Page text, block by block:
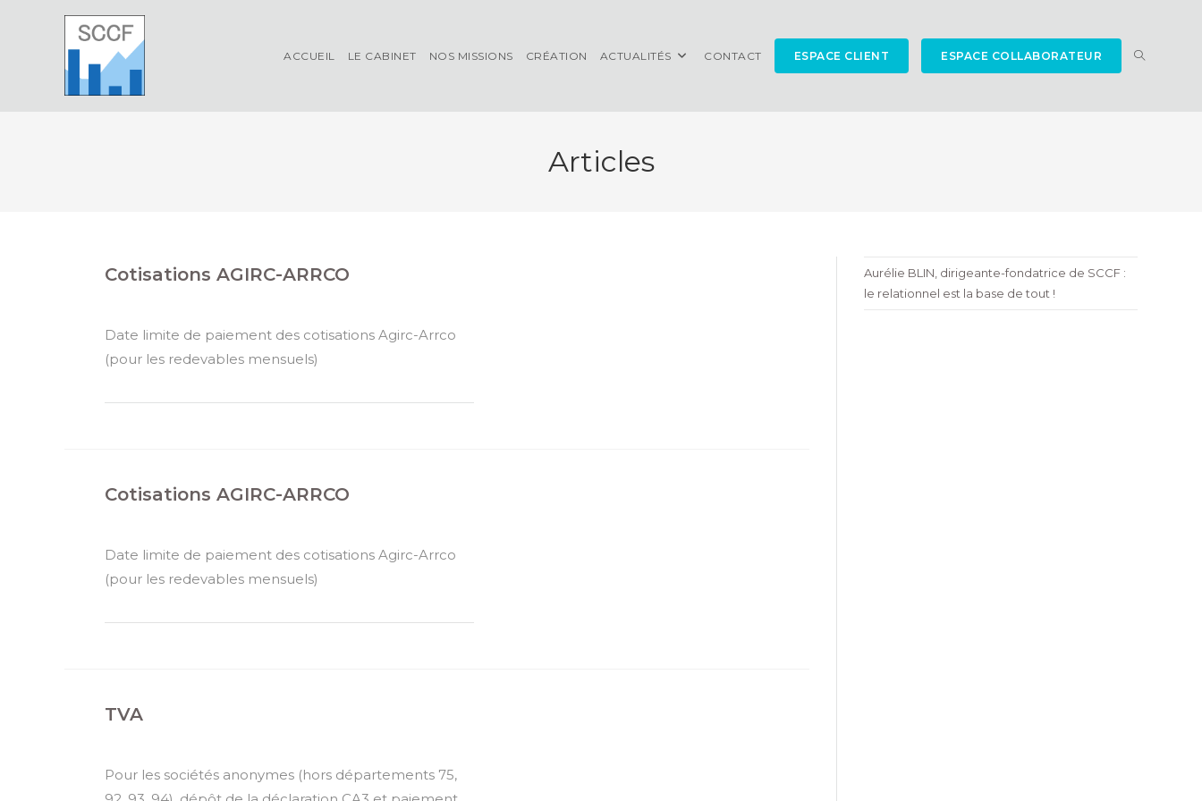
ACCUEIL LE CABINET NOS MISSIONS CRÉATION ACTUALITÉS CONTACT ESPACE CLIENT ESPACE COLLABORATEUR TOGGLE
Articles
Cotisations AGIRC-ARRCO
Date limite de paiement des cotisations Agirc-Arrco
(pour les redevables mensuels)
Cotisations AGIRC-ARRCO
Date limite de paiement des cotisations Agirc-Arrco
(pour les redevables mensuels)
TVA
Pour les sociétés anonymes (hors départements 75,
Aurélie BLIN, dirigeante-fondatrice de SCCF :
le relationnel est la base de tout !